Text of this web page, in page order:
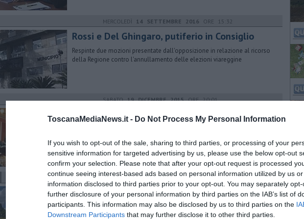
ToscanaMediaNews.it - Do Not Process My Personal Information
If you wish to opt-out of the sale, sharing to third parties, or processing of your
sensitive information for targeted advertising by us, please use the below opt-out
confirm your selection. Please note that after your opt-out request is processed
continue seeing interest-based ads based on personal information utilized by us
information disclosed to third parties prior to your opt-out. You may separately
further disclosure of your personal information by third parties on the IAB’s list of
participants. This information may also be disclosed by us to third parties on the
Downstream Participants that may further disclose it to other third parties.
MERCOLEDÌ 14 SETTEMBRE 2016 ORE 15:32
Rossi e Del Ghingaro, putiferio in Consiglio
Respinte due mozioni presentate dall'opposizione in relazione al ricorso
della Regione contro l'annullamento delle elezioni viareggine
SABATO19 DICEMBRE 2015ORE 20:01
Riforma sanità, è scontro totale
DOMENICA13 DICEMBRE 2015ORE 09:16
Il Forteto e la catena di comando dell'Asl
La commissione d'inchiesta del Consiglio regionale ha ascoltato Il
magistrato Piero Tony e alcuni dirigenti dell'azienda sanitaria fiorentina